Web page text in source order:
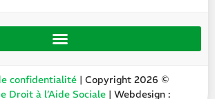
confidentialité | Copyright 2026 ©
Droit à l’Aide Sociale | Webdesign :